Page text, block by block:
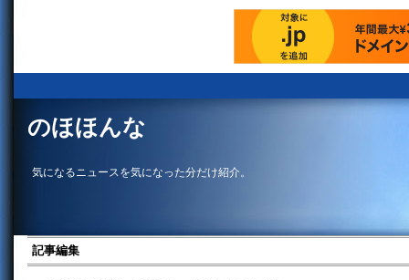
のほほんな
気になるニュースを気になった分だけ紹介。
記事編集